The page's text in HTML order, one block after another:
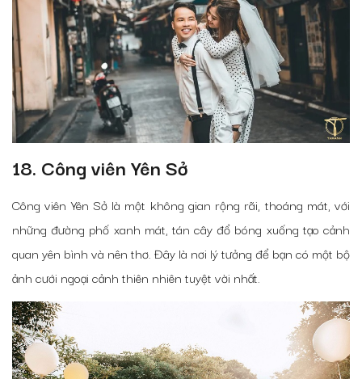
18. Công viên Yên Sở
Công viên Yên Sở là một không gian rộng rãi, thoáng mát, với
những đường phố xanh mát, tán cây đổ bóng xuống tạo cảnh
quan yên bình và nên thơ. Đây là nơi lý tưởng để bạn có một bộ
ảnh cưới ngoại cảnh thiên nhiên tuyệt vời nhất.